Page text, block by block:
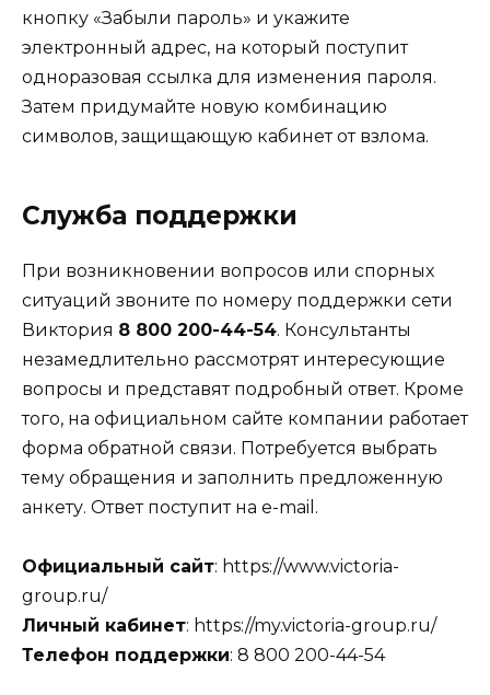
кнопку «Забыли пароль» и укажите
электронный адрес, на который поступит
одноразовая ссылка для изменения пароля.
Затем придумайте новую комбинацию
символов, защищающую кабинет от взлома.
Служба поддержки
При возникновении вопросов или спорных
ситуаций звоните по номеру поддержки сети
Виктория 8 800 200-44-54. Консультанты
незамедлительно рассмотрят интересующие
вопросы и представят подробный ответ. Кроме
того, на официальном сайте компании работает
форма обратной связи. Потребуется выбрать
тему обращения и заполнить предложенную
анкету. Ответ поступит на e-mail.
Официальный сайт: https://www.victoria-
group.ru/
Личный кабинет: https://my.victoria-group.ru/
Телефон поддержки: 8 800 200-44-54